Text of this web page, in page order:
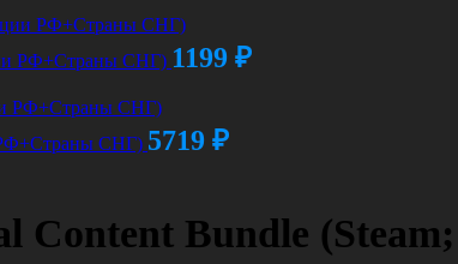
РФ+Страны СНГ) 1199 ₽
РФ+Страны СНГ) 5719 ₽
Bundle